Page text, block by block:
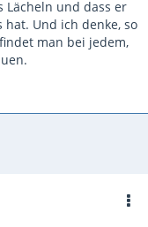
Lächeln und dass er
Und ich denke, so
man bei jedem,